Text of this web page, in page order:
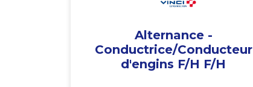
Alternance -
Conductrice/Conducteur
d'engins F/H F/H